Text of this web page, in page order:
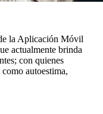
la Aplicación Móvil
actualmente brinda
; con quienes
como autoestima,